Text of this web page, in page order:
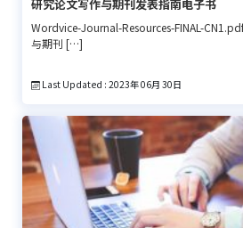
研究论文写作与期刊发表指南电子书
Wordvice-Journal-Resources-FINAL-
与期刊 […]
Last Updated : 2023年 06月 30日